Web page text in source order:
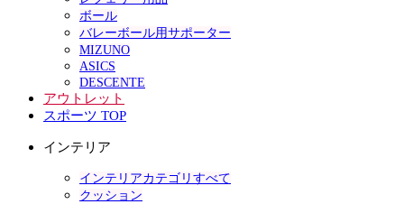
ボール
バレーボール用サポーター
MIZUNO
ASICS
DESCENTE
アウトレット
スポーツ TOP
インテリア
インテリアカテゴリすべて
クッション